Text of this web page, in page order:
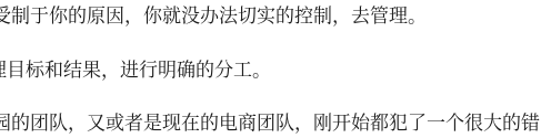
制于你的原因，你就没办法切实的控制，去管理。
标和结果，进行明确的分工。
的团队，又或者是现在的电商团队，刚开始都犯了一个很大的错